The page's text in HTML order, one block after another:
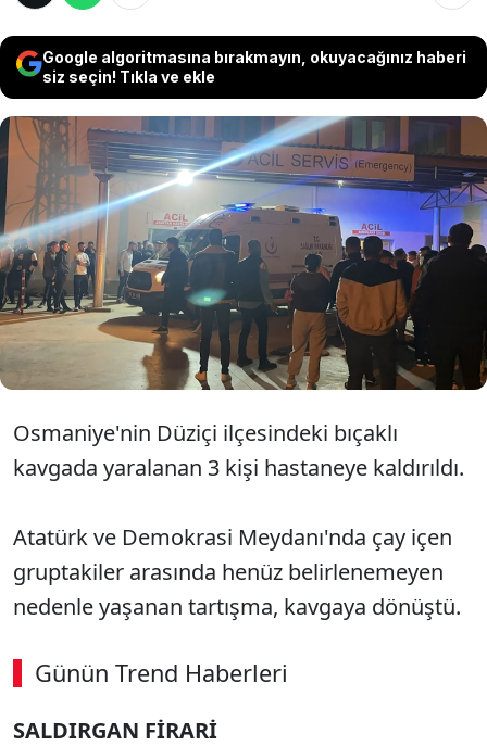
Google algoritmasına bırakmayın, okuyacağınız haberi
siz seçin! Tıkla ve ekle
Osmaniye Düziçi'nde çay içen arkadaş
grubu arasında tartışma çıktı. Kavgada biri
ağır durumda olmak üzere üç kişi
bıçaklandı. Saldırgan, kayıplara karıştı.
Osmaniye'nin Düziçi ilçesindeki bıçaklı
kavgada yaralanan 3 kişi hastaneye kaldırıldı.
Atatürk ve Demokrasi Meydanı'nda çay içen
gruptakiler arasında henüz belirlenemeyen
nedenle yaşanan tartışma, kavgaya dönüştü.
Günün Trend Haberleri
SALDIRGAN FİRARİ